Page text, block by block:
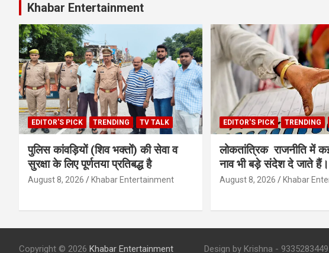
Khabar Entertainment
EDITOR'S PICK TRENDING TV TALK
पुलिस कांवड़ियों (शिव भक्तों) की सेवा व
सुरक्षा के लिए पूर्णतया प्रतिबद्ध है
August 8, 2026 Khabar Entertainment
EDITOR'S PICK TRENDING
लोकतांत्रिक राजनीति में
नाव भी बड़े संदेश दे जाते हैं।
August 8, 2026 Khabar
Copyright © 2026 Khabar Entertainment Design by Krishna - 9335283449